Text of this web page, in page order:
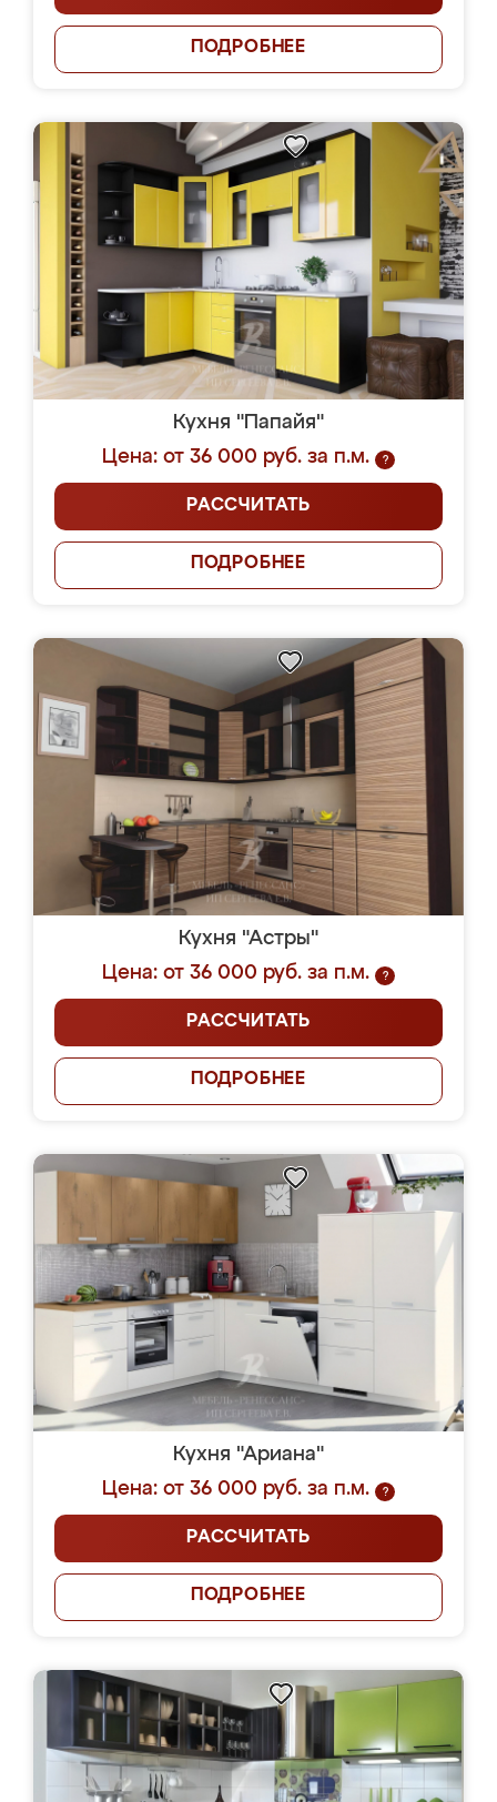
ПОДРОБНЕЕ
Кухня "Папайя"
Цена: от 36 000 руб. за п.м.
?
РАССЧИТАТЬ
ПОДРОБНЕЕ
Кухня "Астры"
Цена: от 36 000 руб. за п.м.
?
РАССЧИТАТЬ
ПОДРОБНЕЕ
Кухня "Ариана"
Цена: от 36 000 руб. за п.м.
?
РАССЧИТАТЬ
ПОДРОБНЕЕ